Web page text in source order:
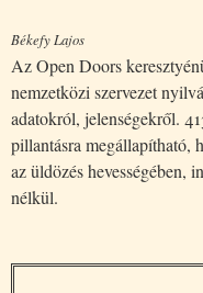
Békefy Lajos
Az Open Doors
nemzetközi szervezet
adatokról, jelenségekről.
pillantásra megállapítható,
az üldözés hevességében,
nélkül.